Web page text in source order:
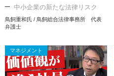
中小企業の新たな法律リスク
鳥飼重和氏 / 鳥飼総合法律事務所 代表
弁護士
マネジメント